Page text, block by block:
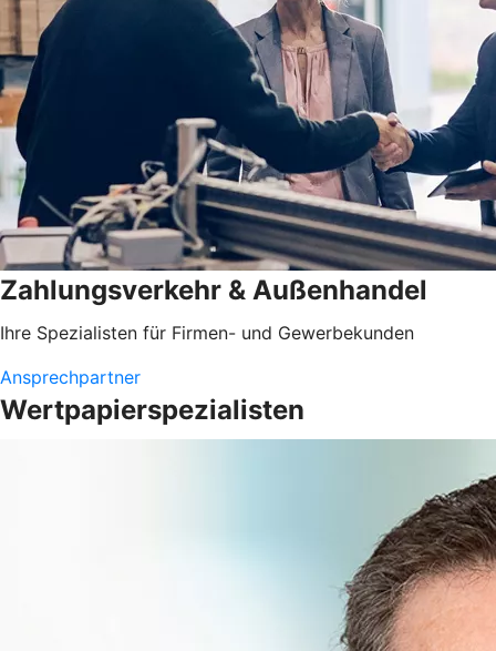
Zahlungsverkehr & Außenhandel
Ihre Spezialisten für Firmen- und Gewerbekunden
Ansprechpartner
Wertpapierspezialisten